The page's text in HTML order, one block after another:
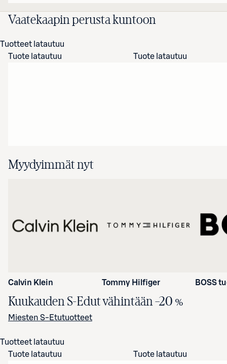
Vaatekaapin perusta kuntoon
Tuotteet latautuu
Tuote latautuu
Tuote latautuu
Myydyimmät nyt
Calvin Klein Tommy Hilfiger BOSS
Kuukauden S-Edut vähintään–20 %
Miesten S-Etutuotteet
Tuotteet latautuu
Tuote latautuu
Tuote latautuu